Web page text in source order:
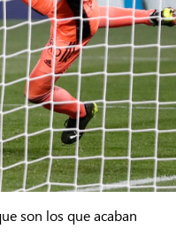
son los que acaban